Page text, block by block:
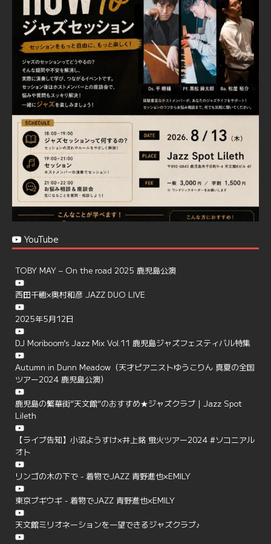
Jazz Spot Lilet @jazzspotlileth · 11 11月 2024
忘年会＆新年会 ご予約承り中❣❣
☆窓辺から天文館ミリオネーション
☆JAZZの生演奏を聴きながら♪
☆地産地消に拘ったフードメニュー
プラン内容はご予算とご要望に応じてアレンジ可能ですの
で、お気軽にお問い合せください
https://jazzspotlileth.com/recommend/8650
6
Load More
YouTube
TOBY MAY – On the road 2025 鹿児島公演
西田千穂×奥村和彦 JAZZ DUO LIVE
2025年5月12日
DJ Moriboom’s Jazz Mix Vol.11 鹿児島ジャズフェスティバル特集
Autumn in Dunn Meadow（天才ピアニストゆうこりん 真夏の全国
ツアー2024 鹿児島公演）
鹿児島の繁華街”天文館”のおすすめ★ジャズクラブ | Jazz Spot
Lileth
【ライブ告知】小沼ようすけ×井上銘 蛍火ツアー2024 #ソコニアル
オト
リンゴの木の下で - 着物でJAZZ 青野進也×EMILY
東京ブギウギ - 着物でJAZZ 青野進也×EMILY
天文館ミリオネーションを一望できるジャズクラブ♪